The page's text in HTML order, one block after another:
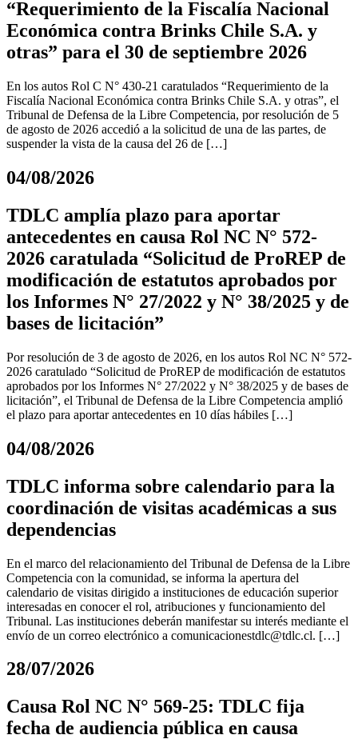
“Requerimiento de la Fiscalía Nacional
Económica contra Brinks Chile S.A. y
otras” para el 30 de septiembre 2026
En los autos Rol C N° 430-21 caratulados “Requerimiento de la
Fiscalía Nacional Económica contra Brinks Chile S.A. y otras”, el
Tribunal de Defensa de la Libre Competencia, por resolución de 5
de agosto de 2026 accedió a la solicitud de una de las partes, de
suspender la vista de la causa del 26 de […]
04/08/2026
TDLC amplía plazo para aportar
antecedentes en causa Rol NC N° 572-
2026 caratulada “Solicitud de ProREP de
modificación de estatutos aprobados por
los Informes N° 27/2022 y N° 38/2025 y de
bases de licitación”
Por resolución de 3 de agosto de 2026, en los autos Rol NC N° 572-
2026 caratulado “Solicitud de ProREP de modificación de estatutos
aprobados por los Informes N° 27/2022 y N° 38/2025 y de bases de
licitación”, el Tribunal de Defensa de la Libre Competencia amplió
el plazo para aportar antecedentes en 10 días hábiles […]
04/08/2026
TDLC informa sobre calendario para la
coordinación de visitas académicas a sus
dependencias
En el marco del relacionamiento del Tribunal de Defensa de la Libre
Competencia con la comunidad, se informa la apertura del
calendario de visitas dirigido a instituciones de educación superior
interesadas en conocer el rol, atribuciones y funcionamiento del
Tribunal. Las instituciones deberán manifestar su interés mediante el
envío de un correo electrónico a comunicacionestdlc@tdlc.cl. […]
28/07/2026
Causa Rol NC N° 569-25: TDLC fija
fecha de audiencia pública en causa